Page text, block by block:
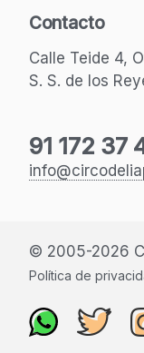
Contacto
Calle Teide 4,
S. S. de los
91 172 37
© 2005-2026
Política de